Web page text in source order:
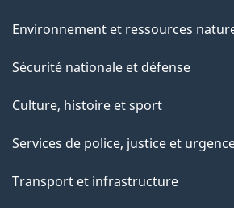
Environnement et ressources
Sécurité nationale et défense
Culture, histoire et sport
Services de police, justice et
Transport et infrastructure